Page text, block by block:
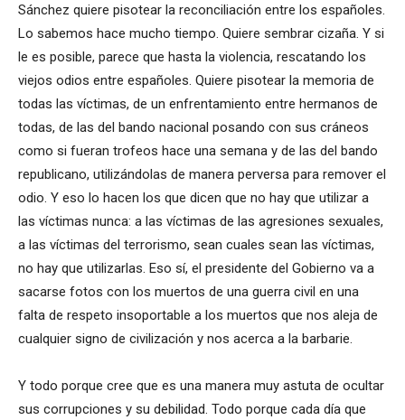
Sánchez quiere pisotear la reconciliación entre los españoles.
Lo sabemos hace mucho tiempo. Quiere sembrar cizaña. Y si
le es posible, parece que hasta la violencia, rescatando los
viejos odios entre españoles. Quiere pisotear la memoria de
todas las víctimas, de un enfrentamiento entre hermanos de
todas, de las del bando nacional posando con sus cráneos
como si fueran trofeos hace una semana y de las del bando
republicano, utilizándolas de manera perversa para remover el
odio. Y eso lo hacen los que dicen que no hay que utilizar a
las víctimas nunca: a las víctimas de las agresiones sexuales,
a las víctimas del terrorismo, sean cuales sean las víctimas,
no hay que utilizarlas. Eso sí, el presidente del Gobierno va a
sacarse fotos con los muertos de una guerra civil en una
falta de respeto insoportable a los muertos que nos aleja de
cualquier signo de civilización y nos acerca a la barbarie.
Y todo porque cree que es una manera muy astuta de ocultar
sus corrupciones y su debilidad. Todo porque cada día que